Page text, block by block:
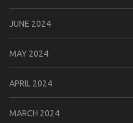
JUNE 2024
MAY 2024
APRIL 2024
MARCH 2024